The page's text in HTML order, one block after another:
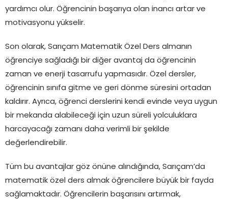
yardımcı olur. Öğrencinin başarıya olan inancı artar ve
motivasyonu yükselir.
Son olarak, Sarıçam Matematik Özel Ders almanın
öğrenciye sağladığı bir diğer avantaj da öğrencinin
zaman ve enerji tasarrufu yapmasıdır. Özel dersler,
öğrencinin sınıfa gitme ve geri dönme süresini ortadan
kaldırır. Ayrıca, öğrenci derslerini kendi evinde veya uygun
bir mekanda alabileceği için uzun süreli yolculuklara
harcayacağı zamanı daha verimli bir şekilde
değerlendirebilir.
Tüm bu avantajlar göz önüne alındığında, Sarıçam’da
matematik özel ders almak öğrencilere büyük bir fayda
sağlamaktadır. Öğrencilerin başarısını artırmak,